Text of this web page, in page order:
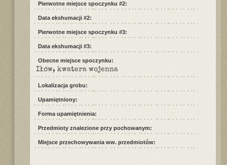
Pierwotne miejsce spoczynku #2:
Data ekshumacji #2:
Pierwotne miejsce spoczynku #3:
Data ekshumacji #3:
Obecne miejsce spoczynku:
Iłów, kwatera wojenna
Lokalizacja grobu:
Upamiętniony:
Forma upamiętnienia:
Przedmioty znalezione przy pochowanym:
Miejsce przechowywania ww. przedmiotów: